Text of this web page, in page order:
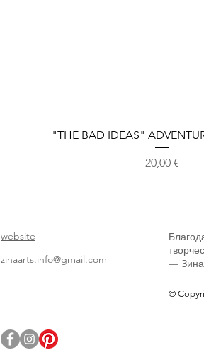
Бърз преглед
"THE BAD IDEAS"
Цена
20,00 €
website
zinaarts.info@gmail.com
— Зина
©